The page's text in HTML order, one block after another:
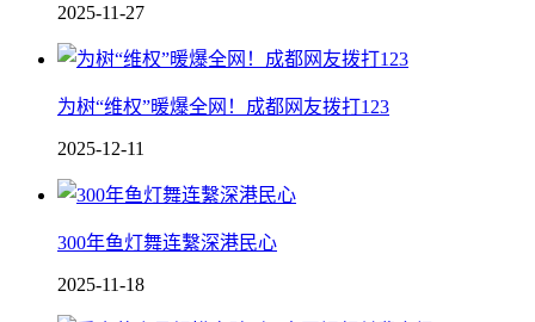
2025-11-27
为树“维权”暖爆全网！成都网友拨打123
2025-12-11
300年鱼灯舞连繫深港民心
2025-11-18